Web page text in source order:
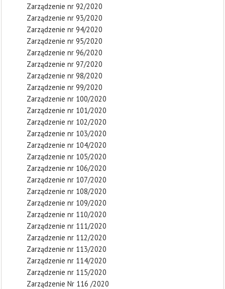
Zarządzenie nr 92/2020
Zarządzenie nr 93/2020
Zarządzenie nr 94/2020
Zarządzenie nr 95/2020
Zarządzenie nr 96/2020
Zarządzenie nr 97/2020
Zarządzenie nr 98/2020
Zarządzenie nr 99/2020
Zarządzenie nr 100/2020
Zarządzenie nr 101/2020
Zarządzenie nr 102/2020
Zarządzenie nr 103/2020
Zarządzenie nr 104/2020
Zarządzenie nr 105/2020
Zarządzenie nr 106/2020
Zarządzenie nr 107/2020
Zarządzenie nr 108/2020
Zarządzenie nr 109/2020
Zarządzenie nr 110/2020
Zarządzenie nr 111/2020
Zarządzenie nr 112/2020
Zarządzenie nr 113/2020
Zarządzenie nr 114/2020
Zarządzenie nr 115/2020
Zarządzenie Nr 116 /2020